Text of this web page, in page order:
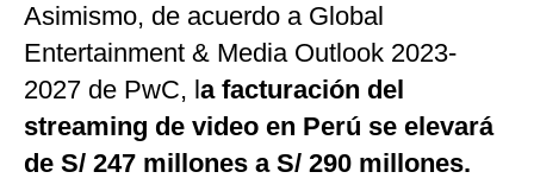
Asimismo, de acuerdo a Global
Entertainment & Media Outlook 2023-
2027 de PwC, la facturación del
streaming de video en Perú se elevará
de S/ 247 millones a S/ 290 millones.